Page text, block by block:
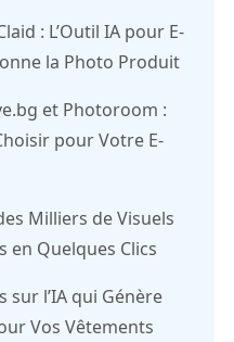
: L’Outil IA pour E-
la Photo Produit
et Photoroom :
pour Votre E-
Milliers de Visuels
en Quelques Clics
sur l’IA qui Génère
Vos Vêtements